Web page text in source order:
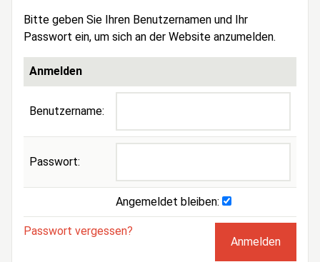
Bitte geben Sie Ihren Benutzernamen und Ihr
Passwort ein, um sich an der Website anzumelden.
Anmelden
Benutzername:
Passwort:
Angemeldet bleiben:
Passwort vergessen?